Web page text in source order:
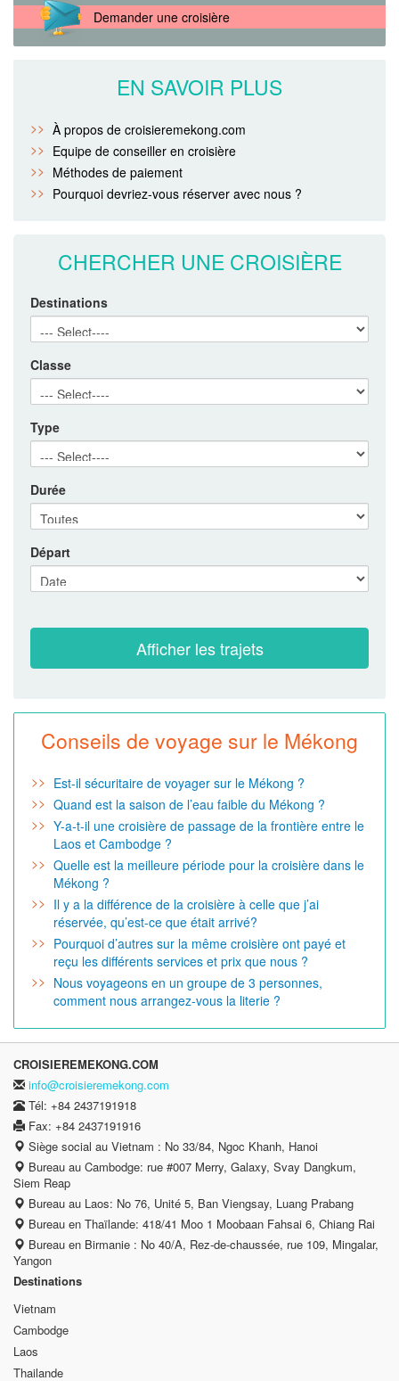
Demander une croisière
EN SAVOIR PLUS
À propos de croisieremekong.com
Equipe de conseiller en croisière
Méthodes de paiement
Pourquoi devriez-vous réserver avec nous ?
CHERCHER UNE CROISIÈRE
Destinations
Classe
Type
Durée
Départ
Conseils de voyage sur le Mékong
Est-il sécuritaire de voyager sur le Mékong ?
Quand est la saison de l’eau faible du Mékong ?
Y-a-t-il une croisière de passage de la frontière entre le
Laos et Cambodge ?
Quelle est la meilleure période pour la croisière dans le
Mékong ?
Il y a la différence de la croisière à celle que j’ai
réservée, qu’est-ce que était arrivé?
Pourquoi d’autres sur la même croisière ont payé et
reçu les différents services et prix que nous ?
Nous voyageons en un groupe de 3 personnes,
comment nous arrangez-vous la literie ?
CROISIEREMEKONG.COM
info@croisieremekong.com
Tél: +84 2437191918
Fax: +84 2437191916
Siège social au Vietnam : No 33/84, Ngoc Khanh, Hanoi
Bureau au Cambodge: rue #007 Merry, Galaxy, Svay Dangkum,
Siem Reap
Bureau au Laos: No 76, Unité 5, Ban Viengsay, Luang Prabang
Bureau en Thaïlande: 418/41 Moo 1 Moobaan Fahsai 6, Chiang Rai
Bureau en Birmanie : No 40/A, Rez-de-chaussée, rue 109, Mingalar,
Yangon
Destinations
Vietnam
Cambodge
Laos
Thailande